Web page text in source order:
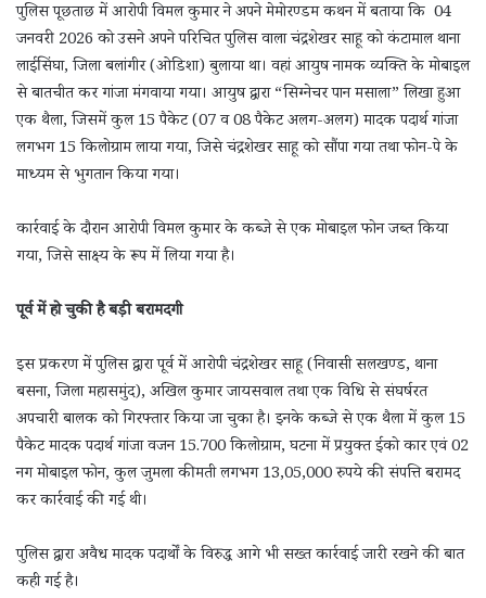
पुलिस पूछताछ में आरोपी विमल कुमार ने अपने मेमोरण्डम कथन में बताया कि 04
जनवरी 2026 को उसने अपने परिचित पुलिस वाला चंद्रशेखर साहू को कंटामाल थाना
लाईसिंघा, जिला बलांगीर (ओडिशा) बुलाया था। वहां आयुष नामक व्यक्ति के मोबाइल
से बातचीत कर गांजा मंगवाया गया। आयुष द्वारा “सिग्नेचर पान मसाला” लिखा हुआ
एक थैला, जिसमें कुल 15 पैकेट (07 व 08 पैकेट अलग-अलग) मादक पदार्थ गांजा
लगभग 15 किलोग्राम लाया गया, जिसे चंद्रशेखर साहू को सौंपा गया तथा फोन-पे के
माध्यम से भुगतान किया गया।
कार्रवाई के दौरान आरोपी विमल कुमार के कब्जे से एक मोबाइल फोन जब्त किया
गया, जिसे साक्ष्य के रूप में लिया गया है।
पूर्व में हो चुकी है बड़ी बरामदगी
इस प्रकरण में पुलिस द्वारा पूर्व में आरोपी चंद्रशेखर साहू (निवासी सलखण्ड, थाना
बसना, जिला महासमुंद), अखिल कुमार जायसवाल तथा एक विधि से संघर्षरत
अपचारी बालक को गिरफ्तार किया जा चुका है। इनके कब्जे से एक थैला में कुल 15
पैकेट मादक पदार्थ गांजा वजन 15.700 किलोग्राम, घटना में प्रयुक्त ईको कार एवं 02
नग मोबाइल फोन, कुल जुमला कीमती लगभग 13,05,000 रुपये की संपत्ति बरामद
कर कार्रवाई की गई थी।
पुलिस द्वारा अवैध मादक पदार्थों के विरुद्ध आगे भी सख्त कार्रवाई जारी रखने की बात
कही गई है।